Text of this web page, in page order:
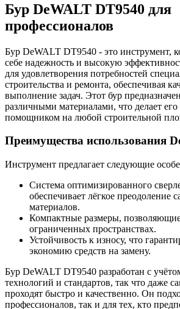
Бур DeWALT DT9540 для
профессионалов
Бур DeWALT DT9540 - это инструмент,
себе надежность и высокую
для удовлетворения потребностей
строительства и ремонта, обеспечивая
выполнение задач. Этот бур
различными материалами, что делает
помощником на любой строительной
Преимущества использования
Инструмент предлагает следующие
Система оптимизированного
обеспечивает лёгкое преодоление
материалов.
Компактные размеры, позволяющие
ограниченных пространствах.
Устойчивость к износу, что
экономию средств на замену.
Бур DeWALT DT9540 разработан с
технологий и стандартов, так что даже
проходят быстро и качественно. Он
профессионалов, так и для тех, кто